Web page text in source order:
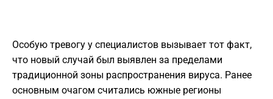
Особую тревогу у специалистов вызывает тот факт,
что новый случай был выявлен за пределами
традиционной зоны распространения вируса. Ранее
основным очагом считались южные регионы